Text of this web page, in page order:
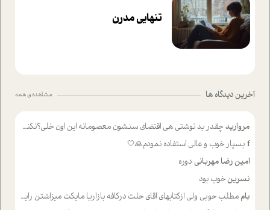
تنهایی مدرن
آخرین دیدگاه ها مشاهده ی همه
مروارید چقدر بد نوشتی هی اقتضای سنشون معصومانه این اون خلی؟نکنه تا چهل سالگی پوشکت میکردن و شیر میخوردی که به اینا میگی کودک
f بسیار خوب و عالی استفاده نمودم🙏🤍
امین رضا مهربانی دوره
نسرینخوب بود
بام مطلب حوبی ولی ازکتابهای اقای حلت درکافه بازاریا مایکت میزاشتن رایگان خوب بود ولی هرکدام خلاصه شده ش تومجله از طریق سایت هم خوبه اینکه درزیر اخرصفحه گذاشته شده خب ادم خبره میره نصب میکنه میخونه ولی هرکسی گوشیش ظرفیتش نداره باتشکر